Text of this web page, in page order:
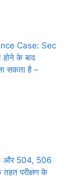
Case: Sec
के बाद
सकता है –
और 504, 506
परीक्षण के